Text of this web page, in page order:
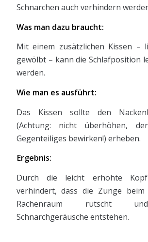
Schnarchen auch verhindern
Was man dazu braucht:
Mit einem zusätzlichen Kissen –
gewölbt – kann die Schlafposition
werden.
Wie man es ausführt:
Das Kissen sollte den
(Achtung: nicht überhöhen,
Gegenteiliges bewirken!) erheben.
Ergebnis:
Durch die leicht erhöhte
verhindert, dass die Zunge
Rachenraum rutscht
Schnarchgeräusche entstehen.